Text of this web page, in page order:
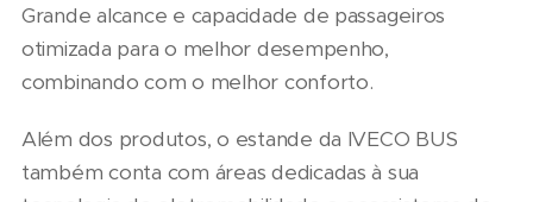
Grande alcance e capacidade de passageiros
otimizada para o melhor desempenho,
combinando com o melhor conforto.
Além dos produtos, o estande da IVECO BUS
também conta com áreas dedicadas à sua